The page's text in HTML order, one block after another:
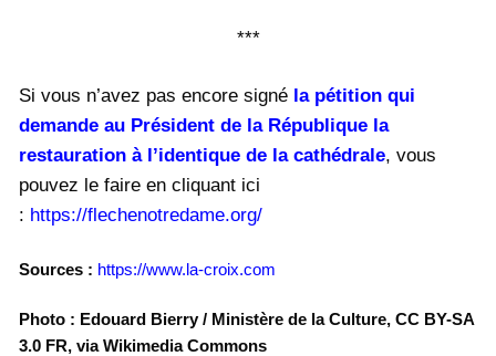
***
Si vous n’avez pas encore signé la pétition qui
demande au Président de la République la
restauration à l’identique de la cathédrale, vous
pouvez le faire en cliquant ici
: https://flechenotredame.org/
Sources : https://www.la-croix.com
Photo : Edouard Bierry / Ministère de la Culture, CC BY-SA
3.0 FR, via Wikimedia Commons